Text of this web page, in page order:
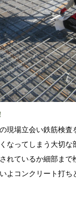
現場立会い鉄筋検査
なってしまう大切な
れているか細部まで
よコンクリート打ち